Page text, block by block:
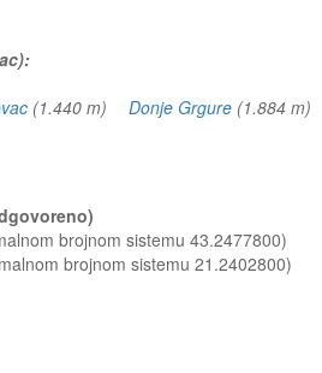
(1.440 m) Donje Grgure (1.884 m)
brojnom sistemu 43.2477800)
brojnom sistemu 21.2402800)